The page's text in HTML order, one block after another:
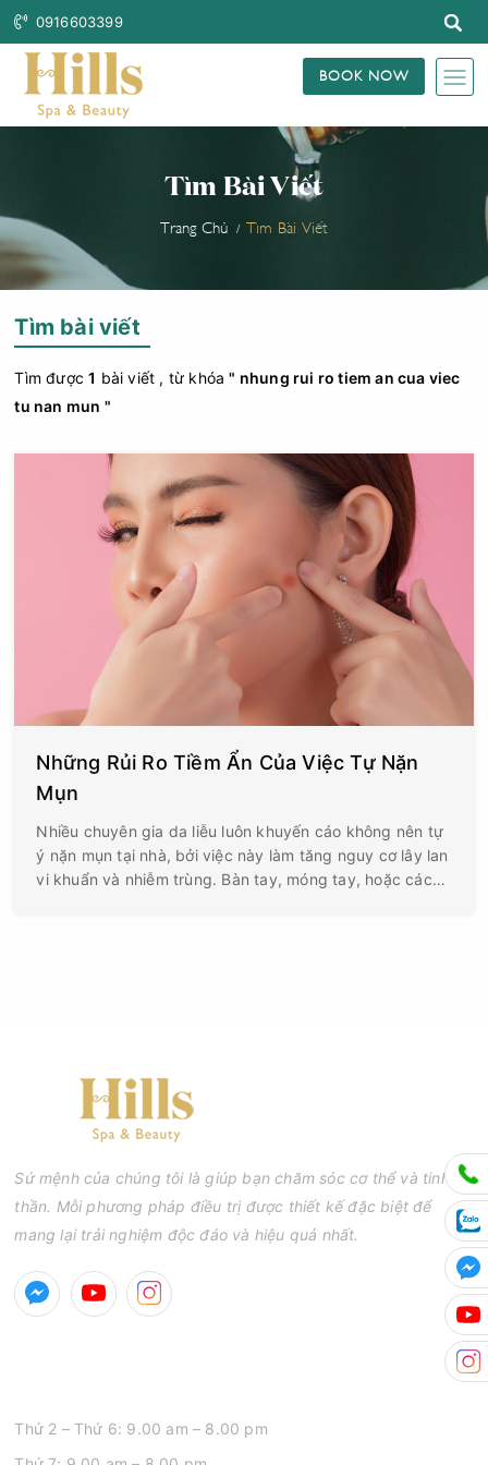
0916603399
BOOK NOW
Tìm Bài Viết
Trang Chủ Tìm Bài Viết
Tìm bài viết
Tìm được1 bài viết , từ khóa" nhung rui ro tiem an cua viec
tu nan mun "
Những Rủi Ro Tiềm Ẩn Của Việc Tự Nặn
Mụn
Nhiều chuyên gia da liễu luôn khuyến cáo không nên tự
ý nặn mụn tại nhà, bởi việc này làm tăng nguy cơ lây lan
vi khuẩn và nhiễm trùng. Bàn tay, móng tay, hoặc các
Sứ mệnh của chúng tôi là giúp bạn chăm sóc cơ thể và tinh
thần. Mỗi phương pháp điều trị được thiết kế đặc biệt để
mang lại trải nghiệm độc đáo và hiệu quả nhất.
Thứ 2 – Thứ 6: 9.00 am – 8.00 pm